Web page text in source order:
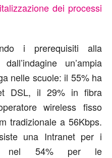
dei processi
i prerequisiti alla
un’ampia
nelle scuole: il 55% ha
DSL, il 29% in fibra
wireless fisso
tradizionale a 56Kbps.
una Intranet per i
nel 54% per le